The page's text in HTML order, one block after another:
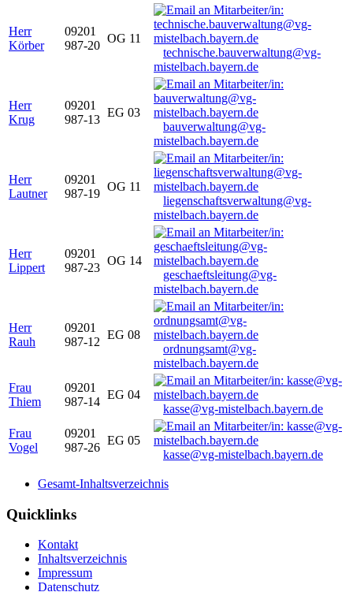
Herr
Körber
09201
987-20
OG 11
technische.bauverwaltung@vg-
mistelbach.bayern.de
Herr
Krug
09201
987-13
EG 03
bauverwaltung@vg-
mistelbach.bayern.de
Herr
Lautner
09201
987-19
OG 11
liegenschaftsverwaltung@vg-
mistelbach.bayern.de
Herr
Lippert
09201
987-23
OG 14
geschaeftsleitung@vg-
mistelbach.bayern.de
Herr
Rauh
09201
987-12
EG 08
ordnungsamt@vg-
mistelbach.bayern.de
Frau
Thiem
09201
987-14
EG 04
kasse@vg-mistelbach.bayern.de
Frau
Vogel
09201
987-26
EG 05
kasse@vg-mistelbach.bayern.de
Gesamt-Inhaltsverzeichnis
Quicklinks
Kontakt
Inhaltsverzeichnis
Impressum
Datenschutz